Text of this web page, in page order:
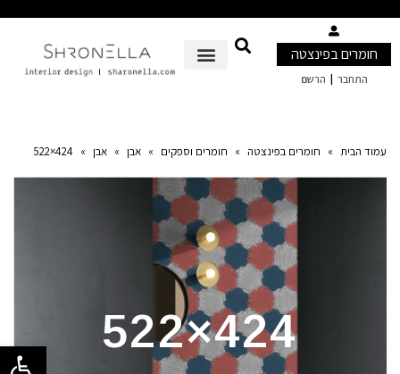
פתח
חומרים בפינצטה
התחבר | הרשם
עמוד הבית » חומרים בפינצטה » חומרים וספקים » אבן » אבן »
424×522
424×522